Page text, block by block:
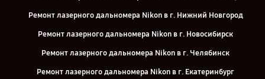
Ремонт лазерного дальномера Nikon в г. Нижний Новгород
Ремонт лазерного дальномера Nikon в г. Новосибирск
Ремонт лазерного дальномера Nikon в г. Челябинск
Ремонт лазерного дальномера Nikon в г. Екатеринбург